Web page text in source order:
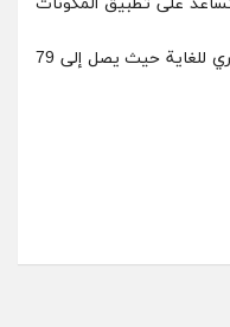
أما عن سعر تلك المجموعة فهو مغري للغاية حيث يصل إلى 79